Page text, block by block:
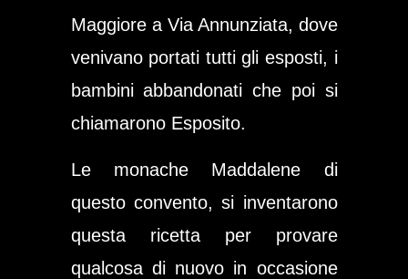
Maggiore a Via Annunziata, dove
venivano portati tutti gli esposti, i
bambini abbandonati che poi si
chiamarono Esposito.
Le monache Maddalene di
questo convento, si inventarono
questa ricetta per provare
qualcosa di nuovo in occasione